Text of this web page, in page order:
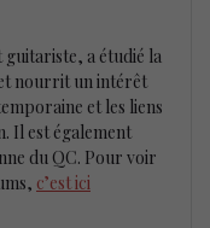
guitariste, a étudié la
nourrit un intérêt
et les liens
Il est également
du QC. Pour voir
c’est ici